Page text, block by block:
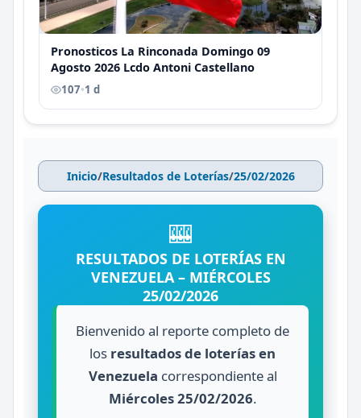
Pronosticos La Rinconada Domingo 09
Agosto 2026 Lcdo Antoni Castellano
107•1 d
Inicio/Resultados de Loterías/25/02/2026
🎰
RESULTADOS DE LOTERÍAS EN
VENEZUELA – MIÉRCOLES
25/02/2026
Bienvenido al reporte completo de
los resultados de loterías en
Venezuela correspondiente al
Miércoles 25/02/2026.